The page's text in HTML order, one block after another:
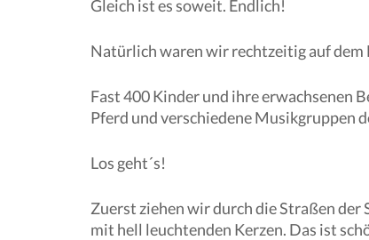
Gleich ist es soweit. Endlich!
Natürlich waren wir rechtzeitig auf
Fast 400 Kinder und ihre erwachsenen
Pferd und verschiedene Musikgruppen
Los geht´s!
Zuerst ziehen wir durch die Straßen der
mit hell leuchtenden Kerzen. Das ist